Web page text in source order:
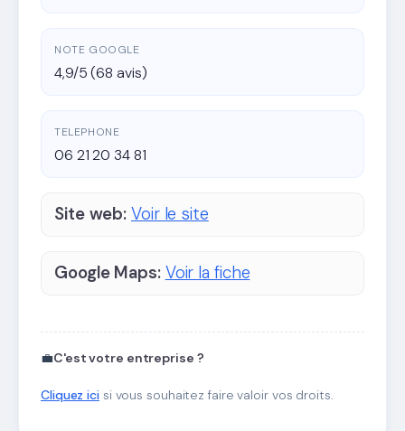
NOTE GOOGLE
4,9/5 (68 avis)
TELEPHONE
06 21 20 34 81
Site web: Voir le site
Google Maps: Voir la fiche
💼C'est votre entreprise ?
Cliquez icisi vous souhaitez faire valoir vos droits.